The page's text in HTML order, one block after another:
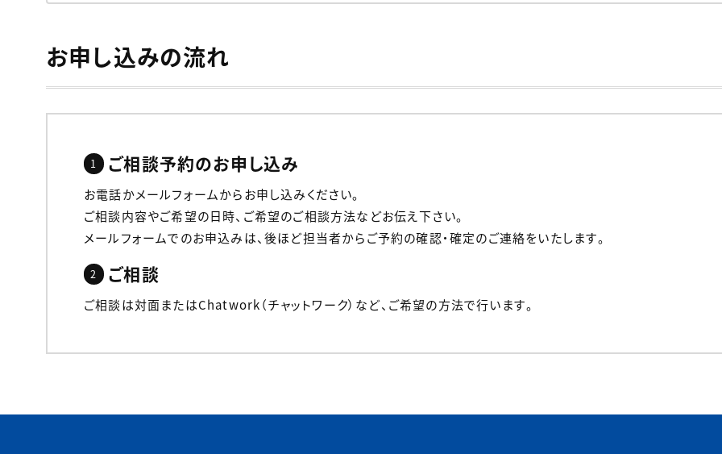
お申し込みの流れ
ご相談予約のお申し込み
お電話かメールフォームからお申し込みください。
ご相談内容やご希望の日時、ご希望のご相談方法などお伝え下さい。
メールフォームでのお申込みは、後ほど担当者からご予約の確認・確定のご連絡をいたします。
ご相談
ご相談は対面またはChatwork（チャットワーク）など、ご希望の方法で行います。